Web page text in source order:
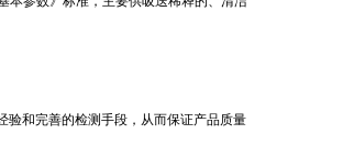
验和完善的检测手段，从而保证产品质量